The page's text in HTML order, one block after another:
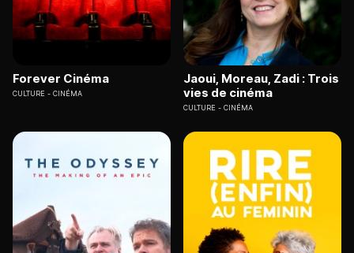
Forever Cinéma
CULTURE CINÉMA
Jaoui, Moreau, Zadi : Trois
vies de cinéma
CULTURE CINÉMA